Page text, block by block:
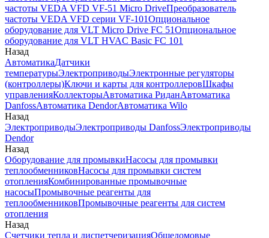
частоты VEDA VFD VF-51 Micro DriveПреобразователь
частоты VEDA VFD серии VF-101Опциональное
оборудование для VLT Micro Drive FC 51Опциональное
оборудование для VLT HVAC Basic FC 101
Назад
АвтоматикаДатчики
температурыЭлектроприводыЭлектронные регуляторы
(контроллеры)Ключи и карты для контроллеровШкафы
управленияКоллекторыАвтоматика РиданАвтоматика
DanfossАвтоматика DendorАвтоматика Wilo
Назад
ЭлектроприводыЭлектроприводы DanfossЭлектроприводы
Dendor
Назад
Оборудование для промывкиНасосы для промывки
теплообменниковНасосы для промывки систем
отопленияКомбинированные промывочные
насосыПромывочные реагенты для
теплообменниковПромывочные реагенты для систем
отопления
Назад
Счетчики тепла и диспетчеризацияОбщедомовые